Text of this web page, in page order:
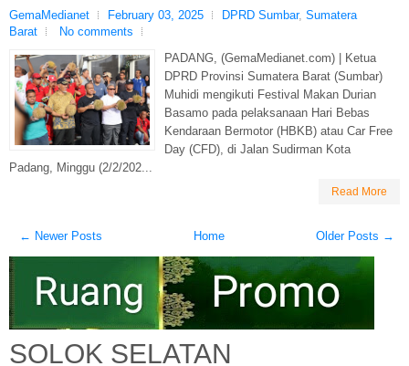
GemaMedianet February 03, 2025 DPRD Sumbar, Sumatera
Barat
No comments
PADANG, (GemaMedianet.com) | Ketua
DPRD Provinsi Sumatera Barat (Sumbar)
Muhidi mengikuti Festival Makan Durian
Basamo pada pelaksanaan Hari Bebas
Kendaraan Bermotor (HBKB) atau Car Free
Day (CFD), di Jalan Sudirman Kota
Padang, Minggu (2/2/202...
Read More
← Newer Posts Older Posts →
Home
SOLOK SELATAN